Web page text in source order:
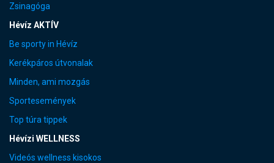
Zsinagóga
Hévíz AKTÍV
Be sporty in Hévíz
Kerékpáros útvonalak
Minden, ami mozgás
Sportesemények
Top túra tippek
Hévízi WELLNESS
Videós wellness kisokos